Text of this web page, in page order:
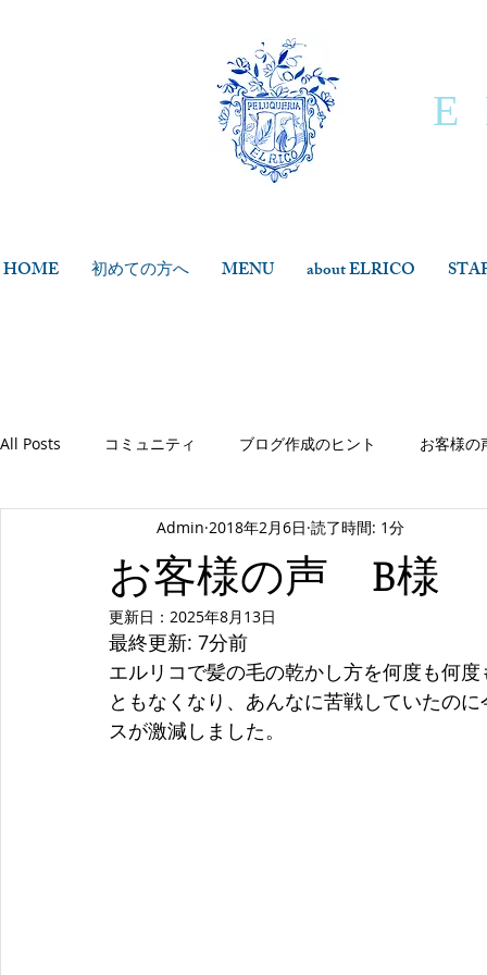
HOME 初めての方へ MENU about ELRICO
All Posts コミュニティ ブログ作成のヒント お客様の
お客様の声 B様
Admin 2018年2月6日 読了時間: 1分
更新日： 2025年8月13日
最終更新: 7分前
エルリコで髪の毛の乾かし方を何度も何
ともなくなり、あんなに苦戦していたの
スが激減しました。